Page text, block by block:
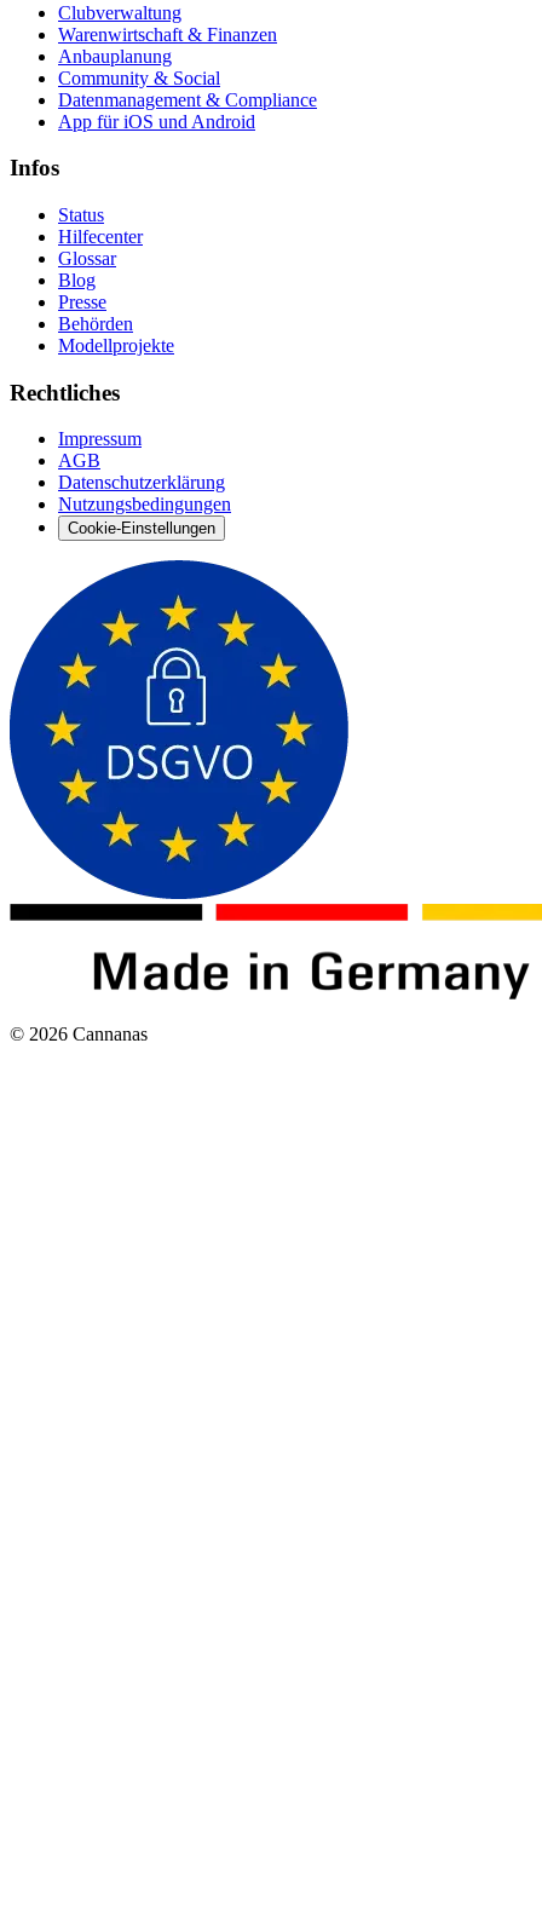
Clubverwaltung
Warenwirtschaft & Finanzen
Anbauplanung
Community & Social
Datenmanagement & Compliance
App für iOS und Android
Infos
Status
Hilfecenter
Glossar
Blog
Presse
Behörden
Modellprojekte
Rechtliches
Impressum
AGB
Datenschutzerklärung
Nutzungsbedingungen
Cookie-Einstellungen
© 2026 Cannanas